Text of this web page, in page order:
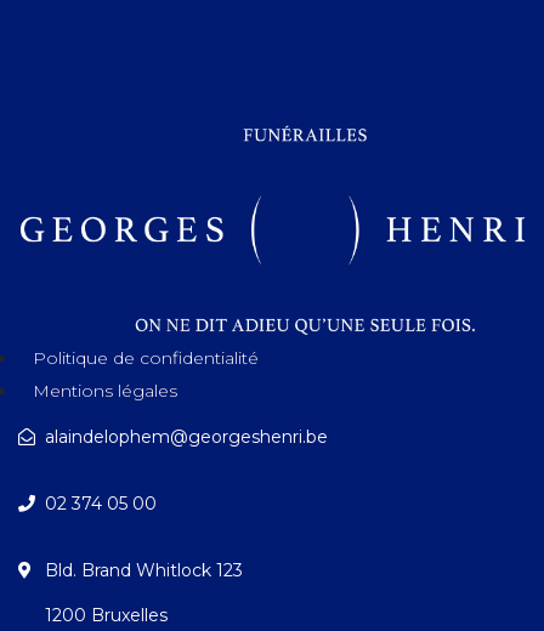
Politique de confidentialité
Mentions légales
alaindelophem@georgeshenri.be
02 374 05 00
Bld. Brand Whitlock 123
1200 Bruxelles